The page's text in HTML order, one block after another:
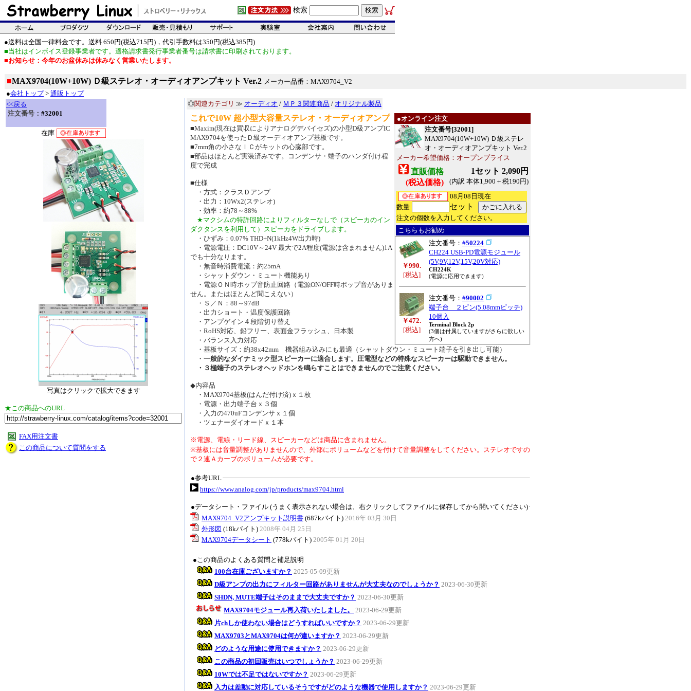
検索
●送料は全国一律料金です。送料 650円(税込715円)，代引手数料は350円(税込385円)
■当社はインボイス登録事業者です。適格請求書発行事業者番号は請求書に印刷されております。
■お知らせ：今年のお盆休みは休みなく営業いたします。
■MAX9704(10W+10W) Ｄ級ステレオ・オーディオアンプキット Ver.2 メーカー品番：MAX9704_V2
●会社トップ> 通販トップ
<<戻る
注文番号： #32001
在庫
写真はクリックで拡大できます
★この商品へのURL
FAX用注文書
この商品について質問をする
◎関連カテゴリ ≫ オーディオ / ＭＰ３関連商品 / オリジナル製品
●オンライン注文
注文番号[32001]
MAX9704(10W+10W) Ｄ級ステレ
オ・オーディオアンプキット Ver.2
メーカー希望価格：オープンプライス
直販価格
(税込価格)
1セット 2,090円
(内訳 本体1,900＋税190円)
08月08日現在
数量
セット
注文の個数を入力してください。
こちらもお勧め
￥990.
[税込]
注文番号： #50224
CH224 USB-PD電源モジュール
(5V,9V,12V,15V,20V対応)
CH224K
(電源に応用できます)
￥472.
[税込]
注文番号： #90002
端子台 ２ピン(5.08mmピッチ)
10個入
Terminal Block 2p
(3個は付属していますがさらに欲しい
方へ)
これで10W 超小型大容量ステレオ・オーディオアンプ
■Maxim(現在は買収によりアナログデバイセズ)の小型D級アンプIC
MAX9704を使ったＤ級オーディオアンプ基板です。
■7mm角の小さなＩＣがキットの心臓部です。
■部品はほとんど実装済みです。コンデンサ・端子のハンダ付け程
度で完成
■仕様
・方式：クラスＤアンプ
・出力：10Wx2(ステレオ)
・効率：約78～88%
★マクシムの特許回路によりフィルターなしで（スピーカのイン
ダクタンスを利用して）スピーカをドライブします。
・ひずみ：0.07% THD+N(1kHz4W出力時)
・電源電圧：DC10V～24V 最大で2A程度(電源は含まれません)1A
でも十分なります。
・無音時消費電流：約25mA
・シャットダウン・ミュート機能あり
・電源ＯＮ時ポップ音防止回路（電源ON/OFF時ポップ音がありま
せん。またはほとんど聞こえない）
・Ｓ／Ｎ：88～97dB
・出力ショート・温度保護回路
・アンプゲイン４段階切り替え
・RoHS対応、鉛フリー、表面金フラッシュ、日本製
・バランス入力対応
・基板サイズ：約38x42mm 機器組み込みにも最適（シャットダウン・ミュート端子を引き出し可能）
・ 一般的なダイナミック型スピーカーに適合します。圧電型などの特殊なスピーカーは駆動できません。
・３極端子のステレオヘッドホンを鳴らすことはできませんのでご注意ください。
◆内容品
・MAX9704基板(はんだ付け済)ｘ１枚
・電源・出力端子台ｘ３個
・入力の470uFコンデンサｘ１個
・ツェナーダイオードｘ１本
※電源、電線・リード線、スピーカーなどは商品に含まれません。
※基板には音量調整がありませんので、外部にボリュームなどを付けて音量調整をしてください。ステレオですの
で２連Ａカーブのボリュームが必要です。
●参考URL
https://www.analog.com/jp/products/max9704.html
●データシート・ファイル (うまく表示されない場合は、右クリックしてファイルに保存してから開いてください)
MAX9704_V2アンプキット説明書 (687kバイト) 2016年 03月 30日
外形図 (18kバイト) 2008年 04月 25日
MAX9704データシート (778kバイト) 2005年 01月 20日
●この商品のよくある質問と補足説明
100台在庫ございますか？ 2025-05-09更新
D級アンプの出力にフィルター回路がありませんが大丈夫なのでしょうか？ 2023-06-30更新
SHDN, MUTE端子はそのままで大丈夫ですか？ 2023-06-30更新
MAX9704モジュール再入荷いたしました。
2023-06-29更新
片chしか使わない場合はどうすればいいですか？ 2023-06-29更新
MAX9703とMAX9704は何が違いますか？ 2023-06-29更新
どのような用途に使用できますか？ 2023-06-29更新
この商品の初回販売はいつでしょうか？ 2023-06-29更新
10Wでは不足ではないですか？ 2023-06-29更新
入力は差動に対応しているそうですがどのような機器で使用しますか？ 2023-06-29更新